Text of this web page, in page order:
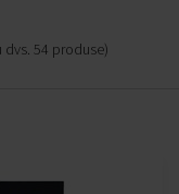
dvs. 54 produse)